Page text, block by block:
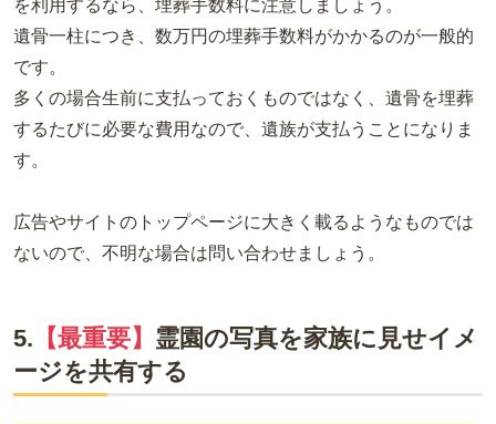
を利用するなら、埋葬手数料に注意しましょう。
遺骨一柱につき、数万円の埋葬手数料がかかるのが一般的
です。
多くの場合生前に支払っておくものではなく、遺骨を埋葬
するたびに必要な費用なので、遺族が支払うことになりま
す。
広告やサイトのトップページに大きく載るようなものでは
ないので、不明な場合は問い合わせましょう。
5. 【最重要】 霊園の写真を家族に見せイメ
ージを共有する